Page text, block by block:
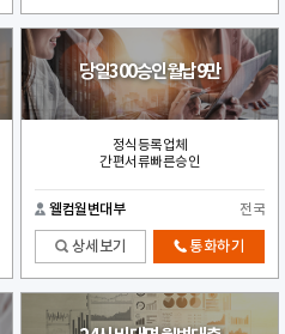
당일300승인월납9만
정식등록업체
간편서류빠른승인
웰컴월변대부 전국
상세보기 통화하기